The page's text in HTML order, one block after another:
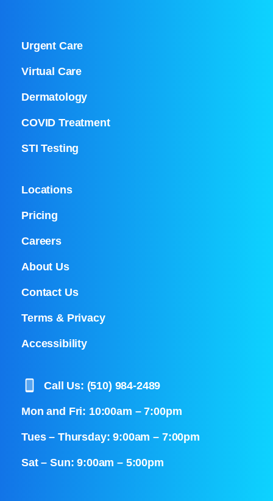
Urgent Care
Virtual Care
Dermatology
COVID Treatment
STI Testing
Locations
Pricing
Careers
About Us
Contact Us
Terms & Privacy
Accessibility
Call Us: (510) 984-2489
Mon and Fri: 10:00am – 7:00pm
Tues – Thursday: 9:00am – 7:00pm
Sat – Sun: 9:00am – 5:00pm